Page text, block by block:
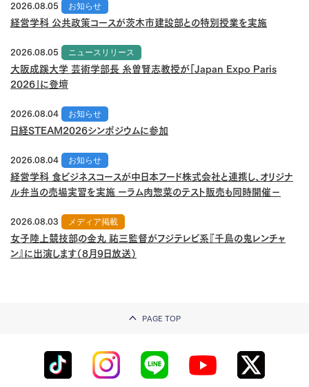
2026.08.05
お知らせ
経営学科 公共政策コースが茨木市建設部との特別授業を実施
2026.08.05
ニュースリリース
大阪成蹊大学 芸術学部長 糸曽賢志教授が「Japan Expo Paris
2026」に登壇
2026.08.04
お知らせ
日経STEAM2026シンポジウムに参加
2026.08.04
お知らせ
経営学科 食ビジネスコースが中日本フード株式会社と連携し、オリジナ
ル弁当の売場実習を実施 ーラム肉惣菜のテスト販売も同時開催－
2026.08.03
メディア掲載
女子陸上競技部の金丸 祐三監督がフジテレビ系『千鳥の鬼レンチャ
ン』に出演します（8月9日放送）
PAGE TOP